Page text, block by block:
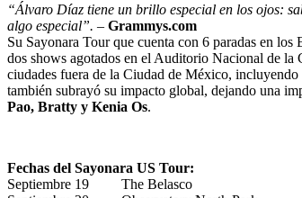
“Álvaro Díaz tiene un brillo especial en los ojos:
algo especial”. – Grammys.com
Su Sayonara Tour que cuenta con 6 paradas en
dos shows agotados en el Auditorio Nacional de
ciudades fuera de la Ciudad de México,
también subrayó su impacto global, dejando una
Pao, Bratty y Kenia Os.
Fechas del Sayonara US Tour:
Septiembre 19 The Belasco